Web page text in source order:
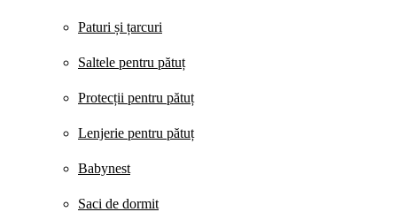
Paturi și țarcuri
Saltele pentru pătuț
Protecții pentru pătuț
Lenjerie pentru pătuț
Babynest
Saci de dormit